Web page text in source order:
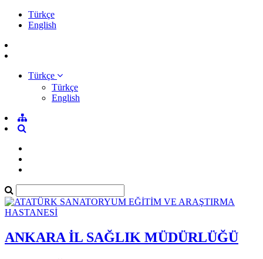
Türkçe
English
Türkçe
Türkçe
English
ANKARA İL SAĞLIK MÜDÜRLÜĞÜ